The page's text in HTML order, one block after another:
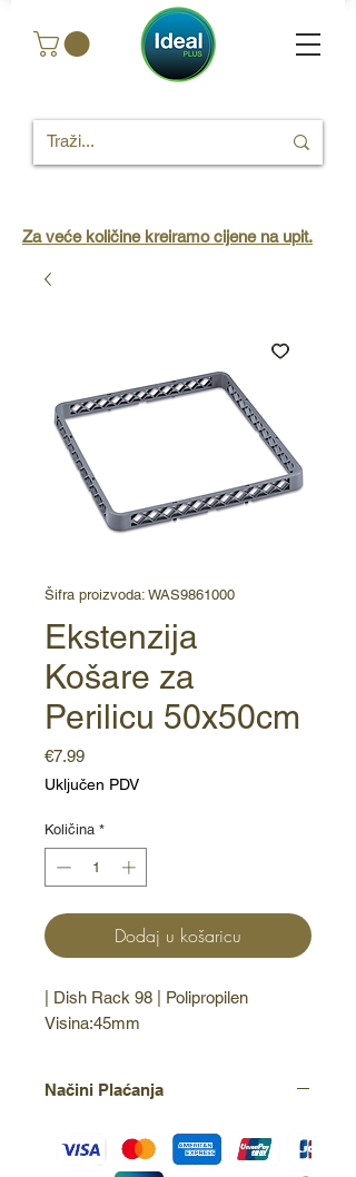
Za veće količine kreiramo cijene na upit.
Šifra proizvoda: WAS9861000
Ekstenzija
Košare za
Perilicu 50x50cm
€7.99Cijena
Uključen PDV
Količina *
Dodaj u košaricu
| Dish Rack 98 | Polipropilen
Visina:45mm
Načini Plaćanja